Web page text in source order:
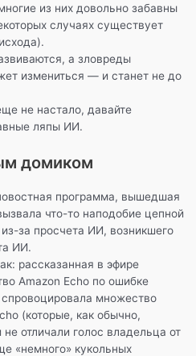
из них довольно забавны
случаях существует
а зловреды
измениться — и станет не до
не настало, давайте
ляпы ИИ.
домиком
программа, вышедшая
что-то наподобие цепной
за просчета ИИ, возникшего
ИИ.
рассказанная в эфире
Amazon Echo по ошибке
множество
(которые, как обычно,
отличали голос владельца от
«немного» кукольных